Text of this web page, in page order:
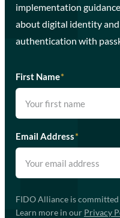
implementation
about digital identity
authentication with
First Name*
Email Address*
FIDO Alliance is
Learn more in our Privacy